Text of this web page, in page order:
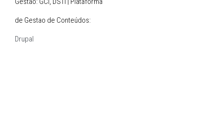
de Gestao de Conteúdos:
Drupal